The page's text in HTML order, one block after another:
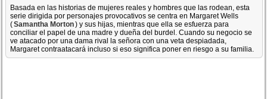
Basada en las historias de mujeres reales y hombres que las rodean, esta
serie dirigida por personajes provocativos se centra en Margaret Wells
(Samantha Morton) y sus hijas, mientras que ella se esfuerza para
conciliar el papel de una madre y dueña del burdel. Cuando su negocio se
ve atacado por una dama rival la señora con una veta despiadada,
Margaret contraatacará incluso si eso significa poner en riesgo a su familia.